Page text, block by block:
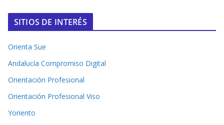
SITIOS DE INTERÉS
Orienta Sue
Andalucía Compromiso Digital
Orientación Profesional
Orientación Profesional Viso
Yoriento